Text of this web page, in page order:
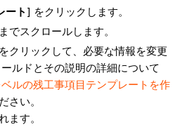
ート ] をクリックします。
でスクロールします。
クリックして、必要な情報を変更
ルドとその説明の詳細について
ルの残工事項目テンプレートを作
さい。
ます。